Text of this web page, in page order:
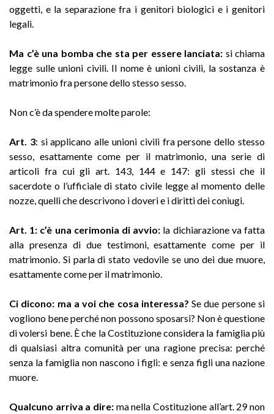
oggetti, e la separazione fra i genitori biologici e i genitori
legali.
Ma c’è una bomba che sta per essere lanciata: si chiama
legge sulle unioni civili. Il nome è unioni civili, la sostanza è
matrimonio fra persone dello stesso sesso.
Non c’è da spendere molte parole:
Art. 3: si applicano alle unioni civili fra persone dello stesso
sesso, esattamente come per il matrimonio, una serie di
articoli fra cui gli art. 143, 144 e 147: gli stessi che il
sacerdote o l’ufficiale di stato civile legge al momento delle
nozze, quelli che descrivono i doveri e i diritti dei coniugi.
Art. 1: c’è una cerimonia di avvio: la dichiarazione va fatta
alla presenza di due testimoni, esattamente come per il
matrimonio. Si parla di stato vedovile se uno dei due muore,
esattamente come per il matrimonio.
Ci dicono: ma a voi che cosa interessa? Se due persone si
vogliono bene perché non possono sposarsi? Non è questione
di volersi bene. È che la Costituzione considera la famiglia più
di qualsiasi altra comunità per una ragione precisa: perché
senza la famiglia non nascono i figli: e senza figli una nazione
muore.
Qualcuno arriva a dire: ma nella Costituzione all’art. 29 non